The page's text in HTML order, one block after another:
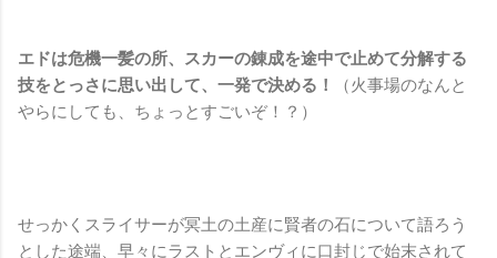
エドは危機一髪の所、スカーの錬成を途中で止めて分解する
技をとっさに思い出して、一発で決める！
（火事場のなんと
やらにしても、ちょっとすごいぞ！？）
せっかくスライサーが冥土の土産に賢者の石について語ろう
とした途端、早々にラストとエンヴィに口封じで始末されて